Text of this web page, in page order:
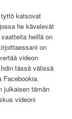
katsovat
he kävelevät
heillä on
on
videon
tässä välissä
Facebookia.
julkaisen tämän
videoni